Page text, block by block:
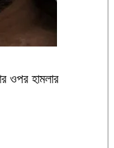
ওপর হামলার